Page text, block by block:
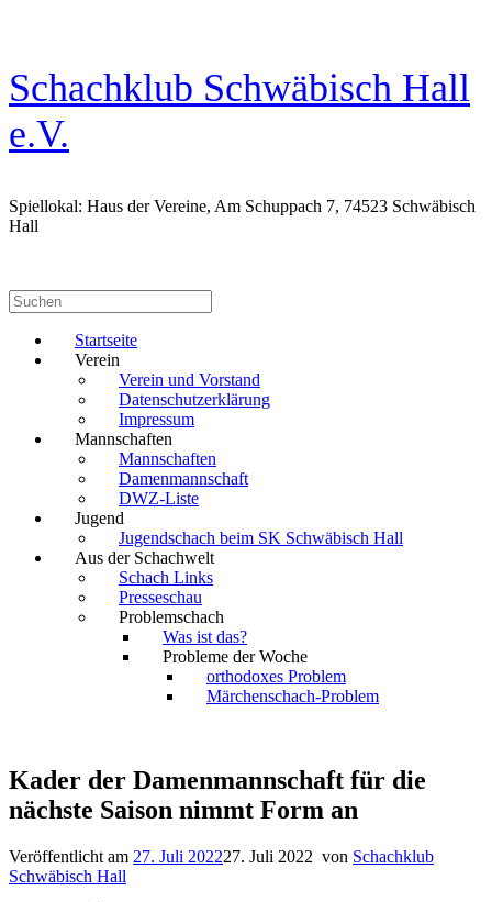
Schachklub Schwäbisch Hall
e.V.
Spiellokal: Haus der Vereine, Am Schuppach 7, 74523 Schwäbisch
Hall
Suchen
nach:
Startseite
Verein
Verein und Vorstand
Datenschutzerklärung
Impressum
Mannschaften
Mannschaften
Damenmannschaft
DWZ-Liste
Jugend
Jugendschach beim SK Schwäbisch Hall
Aus der Schachwelt
Schach Links
Presseschau
Problemschach
Was ist das?
Probleme der Woche
orthodoxes Problem
Märchenschach-Problem
Kader der Damenmannschaft für die
nächste Saison nimmt Form an
Veröffentlicht am 27. Juli 202227. Juli 2022 von Schachklub
Schwäbisch Hall